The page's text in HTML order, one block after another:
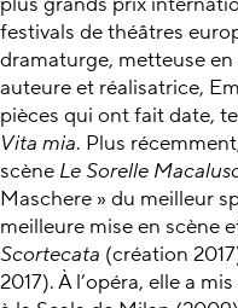
festivals de théâtres
dramaturge, metteuse en
auteure et réalisatrice,
pièces qui ont fait date,
Vita mia. Plus
scène Le Sorelle
Maschere » du meilleur
meilleure mise en scène
Scortecata (création
2017). À l’opéra, elle a